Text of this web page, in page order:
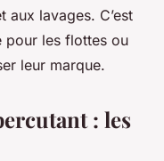
aux lavages. C’est
pour les flottes ou
leur marque.
: les